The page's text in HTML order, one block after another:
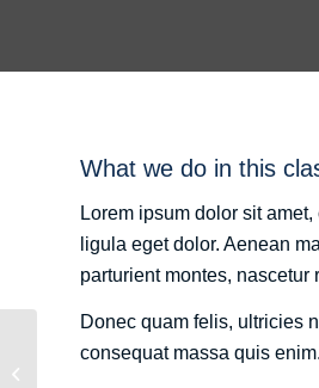
What we do in this
Lorem ipsum dolor sit
ligula eget dolor. Aenean
parturient montes, nascetur
Donec quam felis, ultricies
consequat massa quis enim.